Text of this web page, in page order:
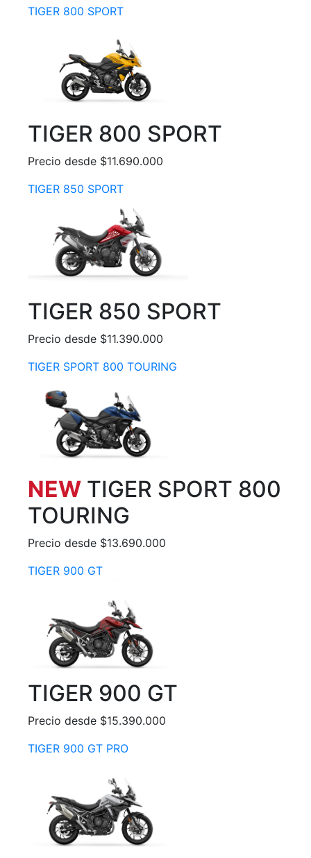
TIGER 800 SPORT
TIGER 800 SPORT
Precio desde $11.690.000
TIGER 850 SPORT
TIGER 850 SPORT
Precio desde $11.390.000
TIGER SPORT 800 TOURING
NEW TIGER SPORT 800
TOURING
Precio desde $13.690.000
TIGER 900 GT
TIGER 900 GT
Precio desde $15.390.000
TIGER 900 GT PRO